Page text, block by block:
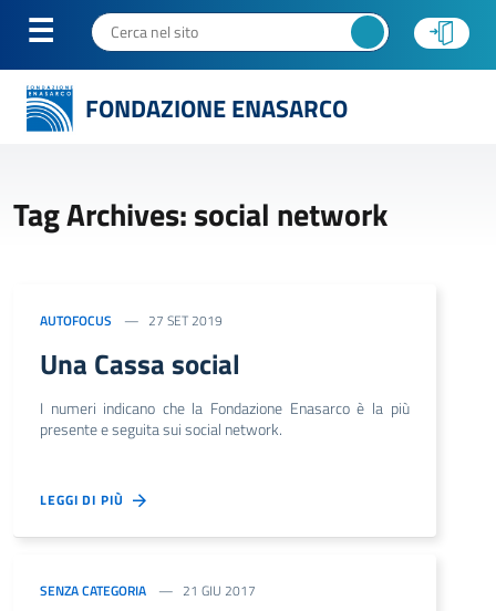
FONDAZIONE ENASARCO
Tag Archives: social network
AUTOFOCUS 27 SET 2019
Una Cassa social
I numeri indicano che la Fondazione Enasarco è la più
presente e seguita sui social network.
LEGGI DI PIÙ
SENZA CATEGORIA 21 GIU 2017